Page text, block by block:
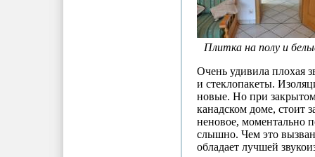
Плитка на полу и
Очень удивила плохая
и стеклопакеты.
новые. Но при
канадском доме, стоит
неновое, моментально
слышно. Чем это
обладает лучшей